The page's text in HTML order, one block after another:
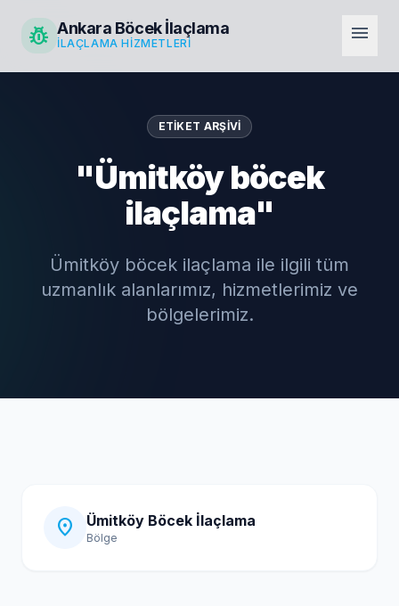
pest_control Ankara Böcek İlaçlama
İLAÇLAMA HIZMETLERI menu
ETIKET ARŞIVI
"Ümitköy böcek
ilaçlama"
Ümitköy böcek ilaçlama ile ilgili tüm
uzmanlık alanlarımız, hizmetlerimiz ve
bölgelerimiz.
location_on Ümitköy Böcek İlaçlama
Bölge